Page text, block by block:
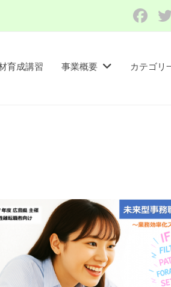
育成講習​ 事業概要 カテゴリ